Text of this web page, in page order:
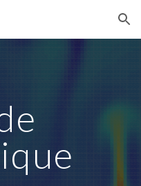
Skip to navigation